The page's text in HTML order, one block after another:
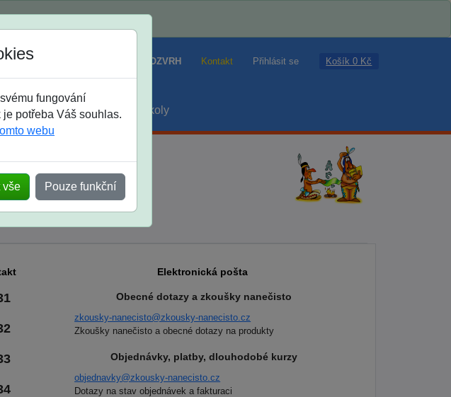
si vybrat ROZVRH Kontakt Přihlásit se Košík 0 Kč
soutěže prázdniny školy
fungování
potřeba Váš souhlas.
webu
vše Pouze funkční
Elektronická pošta
Obecné dotazy a zkoušky nanečisto
zkousky-nanecisto@zkousky-nanecisto.cz
Zkoušky nanečisto a obecné dotazy na produkty
Objednávky, platby, dlouhodobé kurzy
objednavky@zkousky-nanecisto.cz
Dotazy na stav objednávek a fakturaci